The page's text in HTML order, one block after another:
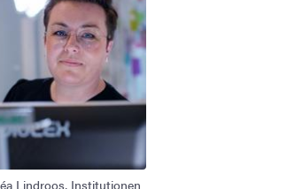
Lindroos, Institutionen